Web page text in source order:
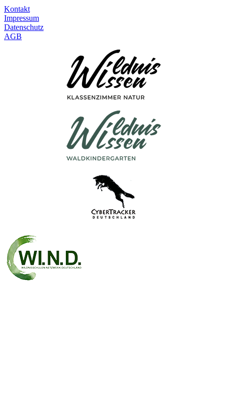
Kontakt
Impressum
Datenschutz
AGB